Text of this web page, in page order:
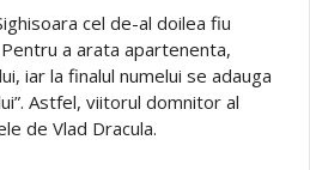
cel de-al doilea fiu
a arata apartenenta,
iar la finalul numelui se adauga
Astfel, viitorul domnitor al
de Vlad Dracula.